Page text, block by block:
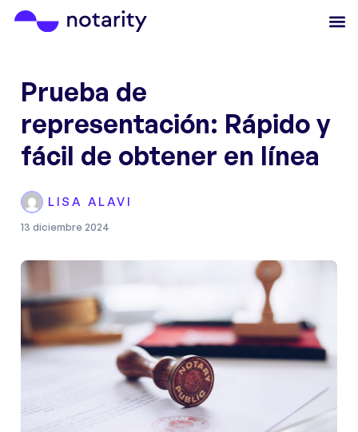
Prueba de
representación: Rápido y
fácil de obtener en línea
LISA ALAVI
13 diciembre 2024